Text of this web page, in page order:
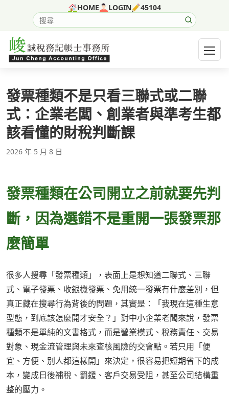
HOME LOGIN 45104
搜尋網站內容
開啟
發票種類不是只看三聯式或二聯
式：企業老闆、創業者與準考生都
該看懂的財稅判斷課
2026 年 5 月 8 日
發票種類在公司開立之前就要先判
斷，因為選錯不是重開一張發票那
麼簡單
很多人搜尋「發票種類」，表面上是想知道二聯式、三聯
式、電子發票、收銀機發票、免用統一發票有什麼差別，但
真正藏在搜尋行為背後的問題，其實是：「我現在這種生意
型態，到底該怎麼開才安全？」對中小企業老闆來說，發票
種類不是單純的文書格式，而是營業模式、稅務責任、交易
對象、現金流管理與未來查核風險的交會點。若只用「便
宜、方便、別人都這樣開」來決定，很容易把短期省下的成
本，變成日後補稅、罰鍰、客戶交易受阻，甚至公司結構重
整的壓力。